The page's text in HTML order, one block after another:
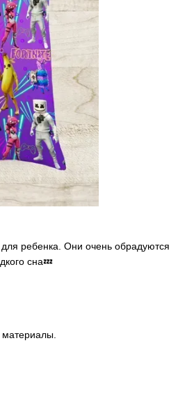
ребенка. Они очень обрадуются
сна💤